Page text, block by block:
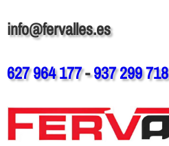
info@fervalles.es
627 964 177-937 299 718